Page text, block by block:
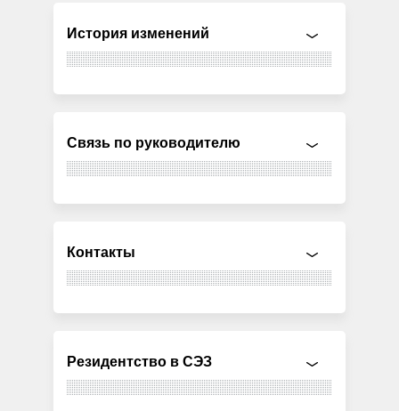
История изменений
Связь по руководителю
Контакты
Резидентство в СЭЗ